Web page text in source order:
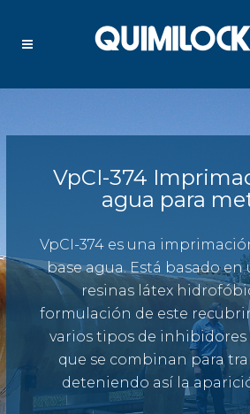
VpCI-374
agua para
VpCI-374 es una
base agua. Está basado en
resinas látex
formulación de este
varios tipos de inhibidores
que se combinan para
deteniendo así la